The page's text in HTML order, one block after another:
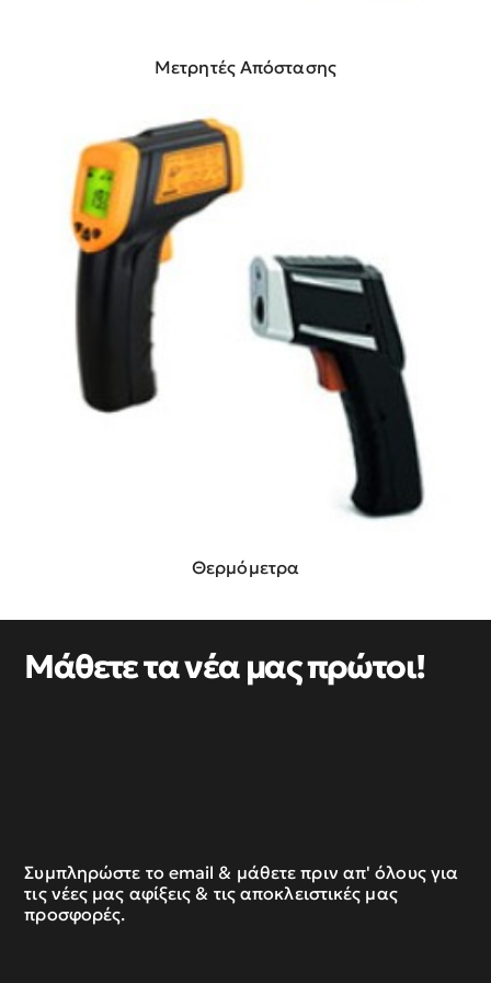
Μετρητές Απόστασης
Θερμόμετρα
Μάθετε τα νέα μας πρώτοι!
Συμπληρώστε το email & μάθετε πριν απ' όλους για
τις νέες μας αφίξεις & τις αποκλειστικές μας
προσφορές.